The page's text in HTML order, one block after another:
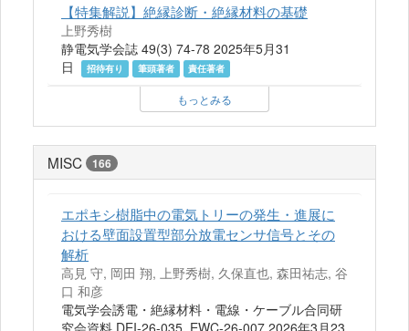
【特集解説】絶縁診断・絶縁材料の基礎
上野秀樹
静電気学会誌 49(3) 74-78 2025年5月31
日
招待有り 筆頭著者 責任著者
もっとみる
MISC 166
エポキシ樹脂中の電気トリーの発生・進展に
おける壁面設置型部分放電センサ信号とその
解析
高見 守, 岡田 翔, 上野秀樹, 久保直也, 森田祐志, 谷
口 和彦
電気学会誘電・絶縁材料・電線・ケーブル合同研
究会資料 DEI-26-035, EWC-26-007 2026年3月23